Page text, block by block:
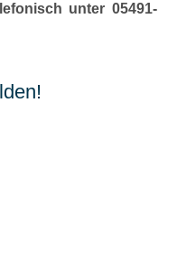
unter 05491-